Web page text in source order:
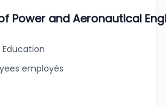
Power and Aeronautical
Education
employés